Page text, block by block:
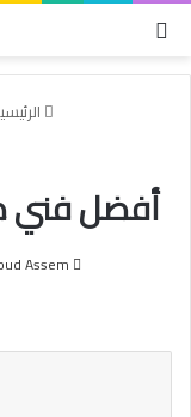
أفضل فني
Assem